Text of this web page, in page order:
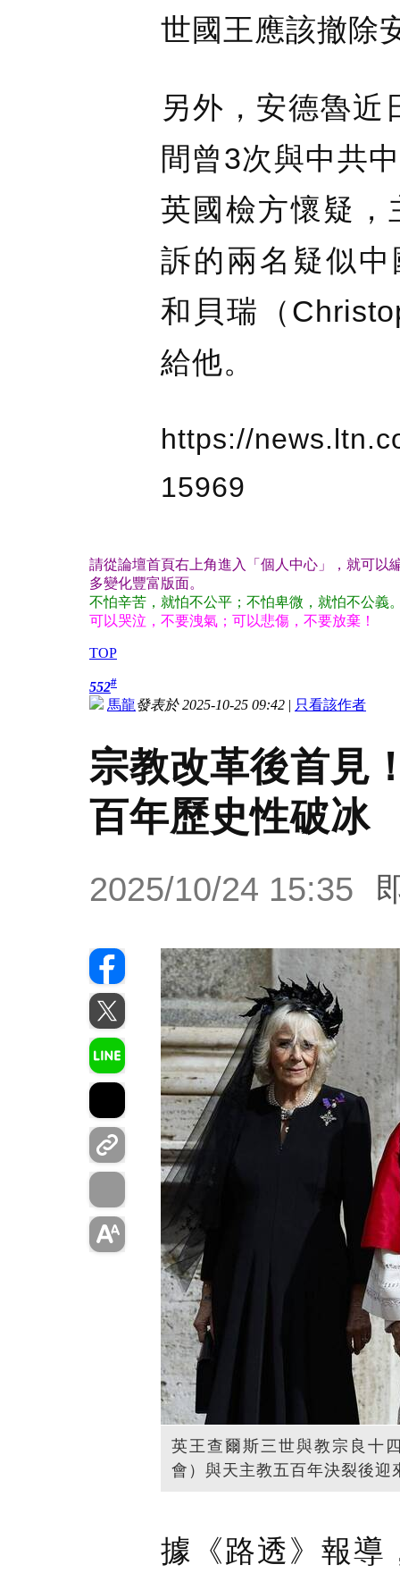
世國王應該撤除
另外，安德魯近
間曾3次與中共
英國檢方懷疑，
訴的兩名疑似
和貝瑞（
給他。
https://
15969
請從論壇首頁右上角進入「個人中心」，就可以
多變化豐富版面。
不怕辛苦，就怕不公平；不怕卑微，就怕不公義
可以哭泣，不要洩氣；可以悲傷，不要放棄！
TOP
552#
馬龍發表於 2025-10-25 09:42 | 只看該作者
宗教改革後首見
百年歷史性破冰
2025/10/24 15:35
英王查爾斯三世與教宗良十
會）與天主教五百年決裂後
據《路透》報導